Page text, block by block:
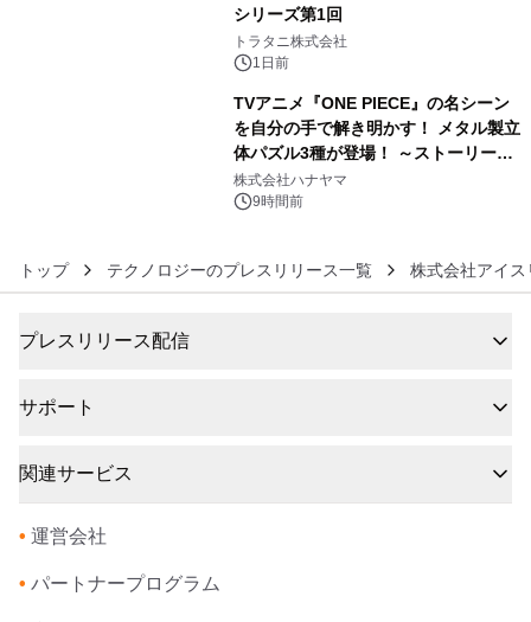
シリーズ第1回
トラタニ株式会社
1日前
TVアニメ『ONE PIECE』の名シーン
を自分の手で解き明かす！ メタル製立
体パズル3種が登場！ ～ストーリーと
ギミックが融合した 大人の体験型パズ
ルが8月7日(金)12時より先行予約受付
株式会社ハナヤマ
9時間前
トップ テクノロジーのプレスリリース一覧 株式会社アイ
プレスリリース配信
サポート
関連サービス
• 運営会社
• パートナープログラム